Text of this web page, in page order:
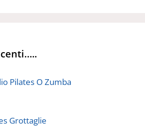
Pilates O Zumba
Grottaglie